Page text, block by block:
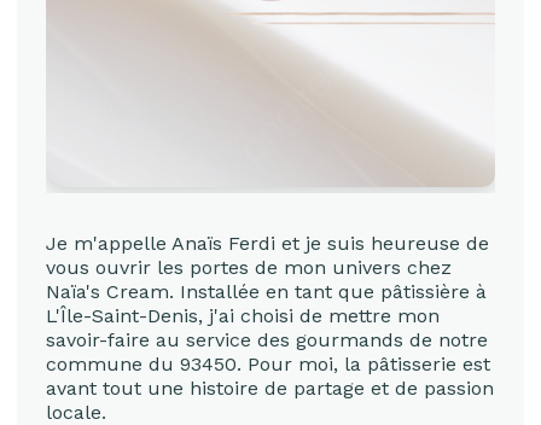
Je m'appelle Anaïs Ferdi et je suis heureuse de
vous ouvrir les portes de mon univers chez
Naïa's Cream. Installée en tant que pâtissière à
L'Île-Saint-Denis, j'ai choisi de mettre mon
savoir-faire au service des gourmands de notre
commune du 93450. Pour moi, la pâtisserie est
avant tout une histoire de partage et de passion
locale.